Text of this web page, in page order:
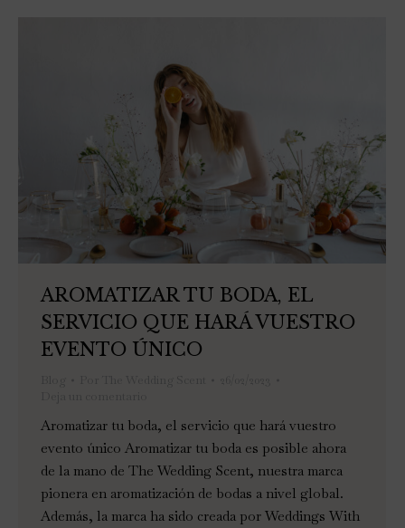
AROMATIZAR TU BODA, EL
SERVICIO QUE HARÁ VUESTRO
EVENTO ÚNICO
Aromatizar tu boda, el servicio que hará vuestro
evento único Aromatizar tu boda es posible ahora
de la mano de The Wedding Scent, nuestra marca
pionera en aromatización de bodas a nivel global.
Además, la marca ha sido creada por Weddings With